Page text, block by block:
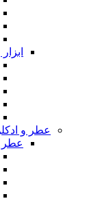
عطر و
عطر